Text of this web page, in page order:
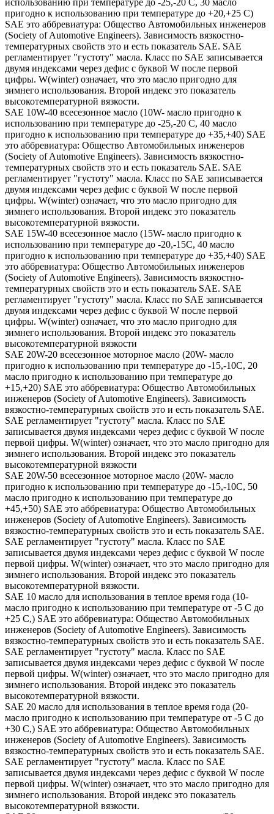
использованию при температуре до -25,-20 С, 30 масло
пригодно к использованию при температуре до +20,+25 С)
SAE это аббревиатура: Общество Автомобильных инженеров
(Society of Automotive Engineers). Зависимость вязкостно-
температурных свойств это и есть показатель SAE. SAE
регламентирует "густоту" масла. Класс по SAE записывается
двумя индексами через дефис с буквой W после первой
цифры. W(winter) означает, что это масло пригодно для
зимнего использования. Второй индекс это показатель
высокотемпературной вязкости.
SAE 10W-40 всесезонное масло (10W- масло пригодно к
использованию при температуре до -25,-20 С, 40 масло
пригодно к использованию при температуре до +35,+40) SAE
это аббревиатура: Общество Автомобильных инженеров
(Society of Automotive Engineers). Зависимость вязкостно-
температурных свойств это и есть показатель SAE. SAE
регламентирует "густоту" масла. Класс по SAE записывается
двумя индексами через дефис с буквой W после первой
цифры. W(winter) означает, что это масло пригодно для
зимнего использования. Второй индекс это показатель
высокотемпературной вязкости.
SAE 15W-40 всесезонное масло (15W- масло пригодно к
использованию при температуре до -20,-15С, 40 масло
пригодно к использованию при температуре до +35,+40) SAE
это аббревиатура: Общество Автомобильных инженеров
(Society of Automotive Engineers). Зависимость вязкостно-
температурных свойств это и есть показатель SAE. SAE
регламентирует "густоту" масла. Класс по SAE записывается
двумя индексами через дефис с буквой W после первой
цифры. W(winter) означает, что это масло пригодно для
зимнего использования. Второй индекс это показатель
высокотемпературной вязкости
SAE 20W-20 всесезонное моторное масло (20W- масло
пригодно к использованию при температуре до -15,-10С, 20
масло пригодно к использованию при температуре до
+15,+20) SAE это аббревиатура: Общество Автомобильных
инженеров (Society of Automotive Engineers). Зависимость
вязкостно-температурных свойств это и есть показатель SAE.
SAE регламентирует "густоту" масла. Класс по SAE
записывается двумя индексами через дефис с буквой W после
первой цифры. W(winter) означает, что это масло пригодно для
зимнего использования. Второй индекс это показатель
высокотемпературной вязкости
SAE 20W-50 всесезонное моторное масло (20W- масло
пригодно к использованию при температуре до -15,-10С, 50
масло пригодно к использованию при температуре до
+45,+50) SAE это аббревиатура: Общество Автомобильных
инженеров (Society of Automotive Engineers). Зависимость
вязкостно-температурных свойств это и есть показатель SAE.
SAE регламентирует "густоту" масла. Класс по SAE
записывается двумя индексами через дефис с буквой W после
первой цифры. W(winter) означает, что это масло пригодно для
зимнего использования. Второй индекс это показатель
высокотемпературной вязкости.
SAE 10 масло для использования в теплое время года (10-
масло пригодно к использованию при температуре от -5 С до
+25 С,) SAE это аббревиатура: Общество Автомобильных
инженеров (Society of Automotive Engineers). Зависимость
вязкостно-температурных свойств это и есть показатель SAE.
SAE регламентирует "густоту" масла. Класс по SAE
записывается двумя индексами через дефис с буквой W после
первой цифры. W(winter) означает, что это масло пригодно для
зимнего использования. Второй индекс это показатель
высокотемпературной вязкости.
SAE 20 масло для использования в теплое время года (20-
масло пригодно к использованию при температуре от -5 С до
+30 С,) SAE это аббревиатура: Общество Автомобильных
инженеров (Society of Automotive Engineers). Зависимость
вязкостно-температурных свойств это и есть показатель SAE.
SAE регламентирует "густоту" масла. Класс по SAE
записывается двумя индексами через дефис с буквой W после
первой цифры. W(winter) означает, что это масло пригодно для
зимнего использования. Второй индекс это показатель
высокотемпературной вязкости.